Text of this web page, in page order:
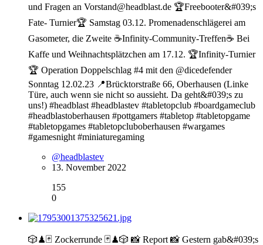
und Fragen an Vorstand@headblast.de 🏆Freebooter&#039;s
Fate- Turnier🏆 Samstag 03.12. Promenadenschlägerei am
Gasometer, die Zweite ☕️Infinity-Community-Treffen☕️ Bei
Kaffe und Weihnachtsplätzchen am 17.12. 🏆Infinity-Turnier
🏆 Operation Doppelschlag #4 mit den @dicedefender
Sonntag 12.02.23 📍Brücktorstraße 66, Oberhausen (Linke
Türe, auch wenn sie nicht so aussieht. Da geht&#039;s zu
uns!) #headblast #headblastev #tabletopclub #boardgameclub
#headblastoberhausen #pottgamers #tabletop #tabletopgame
#tabletopgames #tabletopcluboberhausen #wargames
#gamesnight #miniaturegaming
@headblastev
13. November 2022
155
0
🎲♟🃏 Zockerrunde 🃏♟🎲 📸 Report 📸 Gestern gab&#039;s